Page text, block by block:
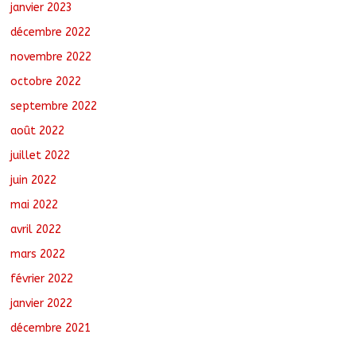
janvier 2023
décembre 2022
novembre 2022
octobre 2022
septembre 2022
août 2022
juillet 2022
juin 2022
mai 2022
avril 2022
mars 2022
février 2022
janvier 2022
décembre 2021